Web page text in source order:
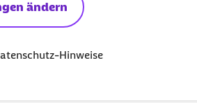
ändern
Hinweise